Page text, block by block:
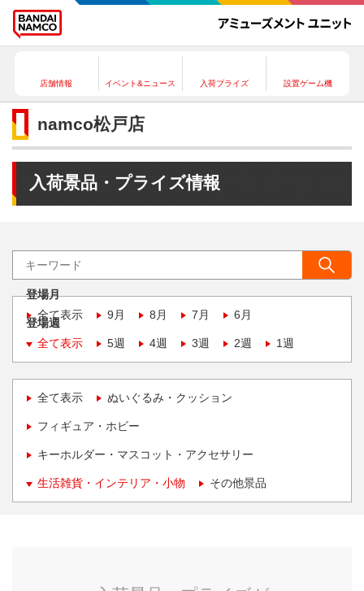
店舗情報 イベント&ニュース 入荷プライズ 設置ゲーム機
namco松戸店
入荷景品・プライズ情報
登場月
全て表示
9月 8月 7月 6月
登場週
全て表示
5週 4週 3週 2週 1週
全て表示 ぬいぐるみ・クッション
フィギュア・ホビー
キーホルダー・マスコット・アクセサリー
生活雑貨・インテリア・小物 その他景品